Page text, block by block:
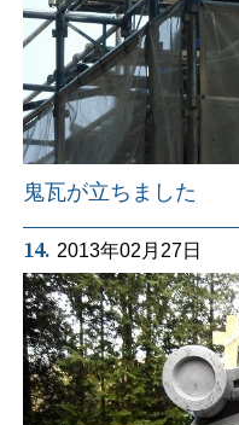
鬼瓦が立ちました
14. 2013年02月27日